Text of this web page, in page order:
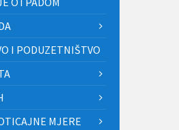
I PODUZETNIŠTVO
MJERE